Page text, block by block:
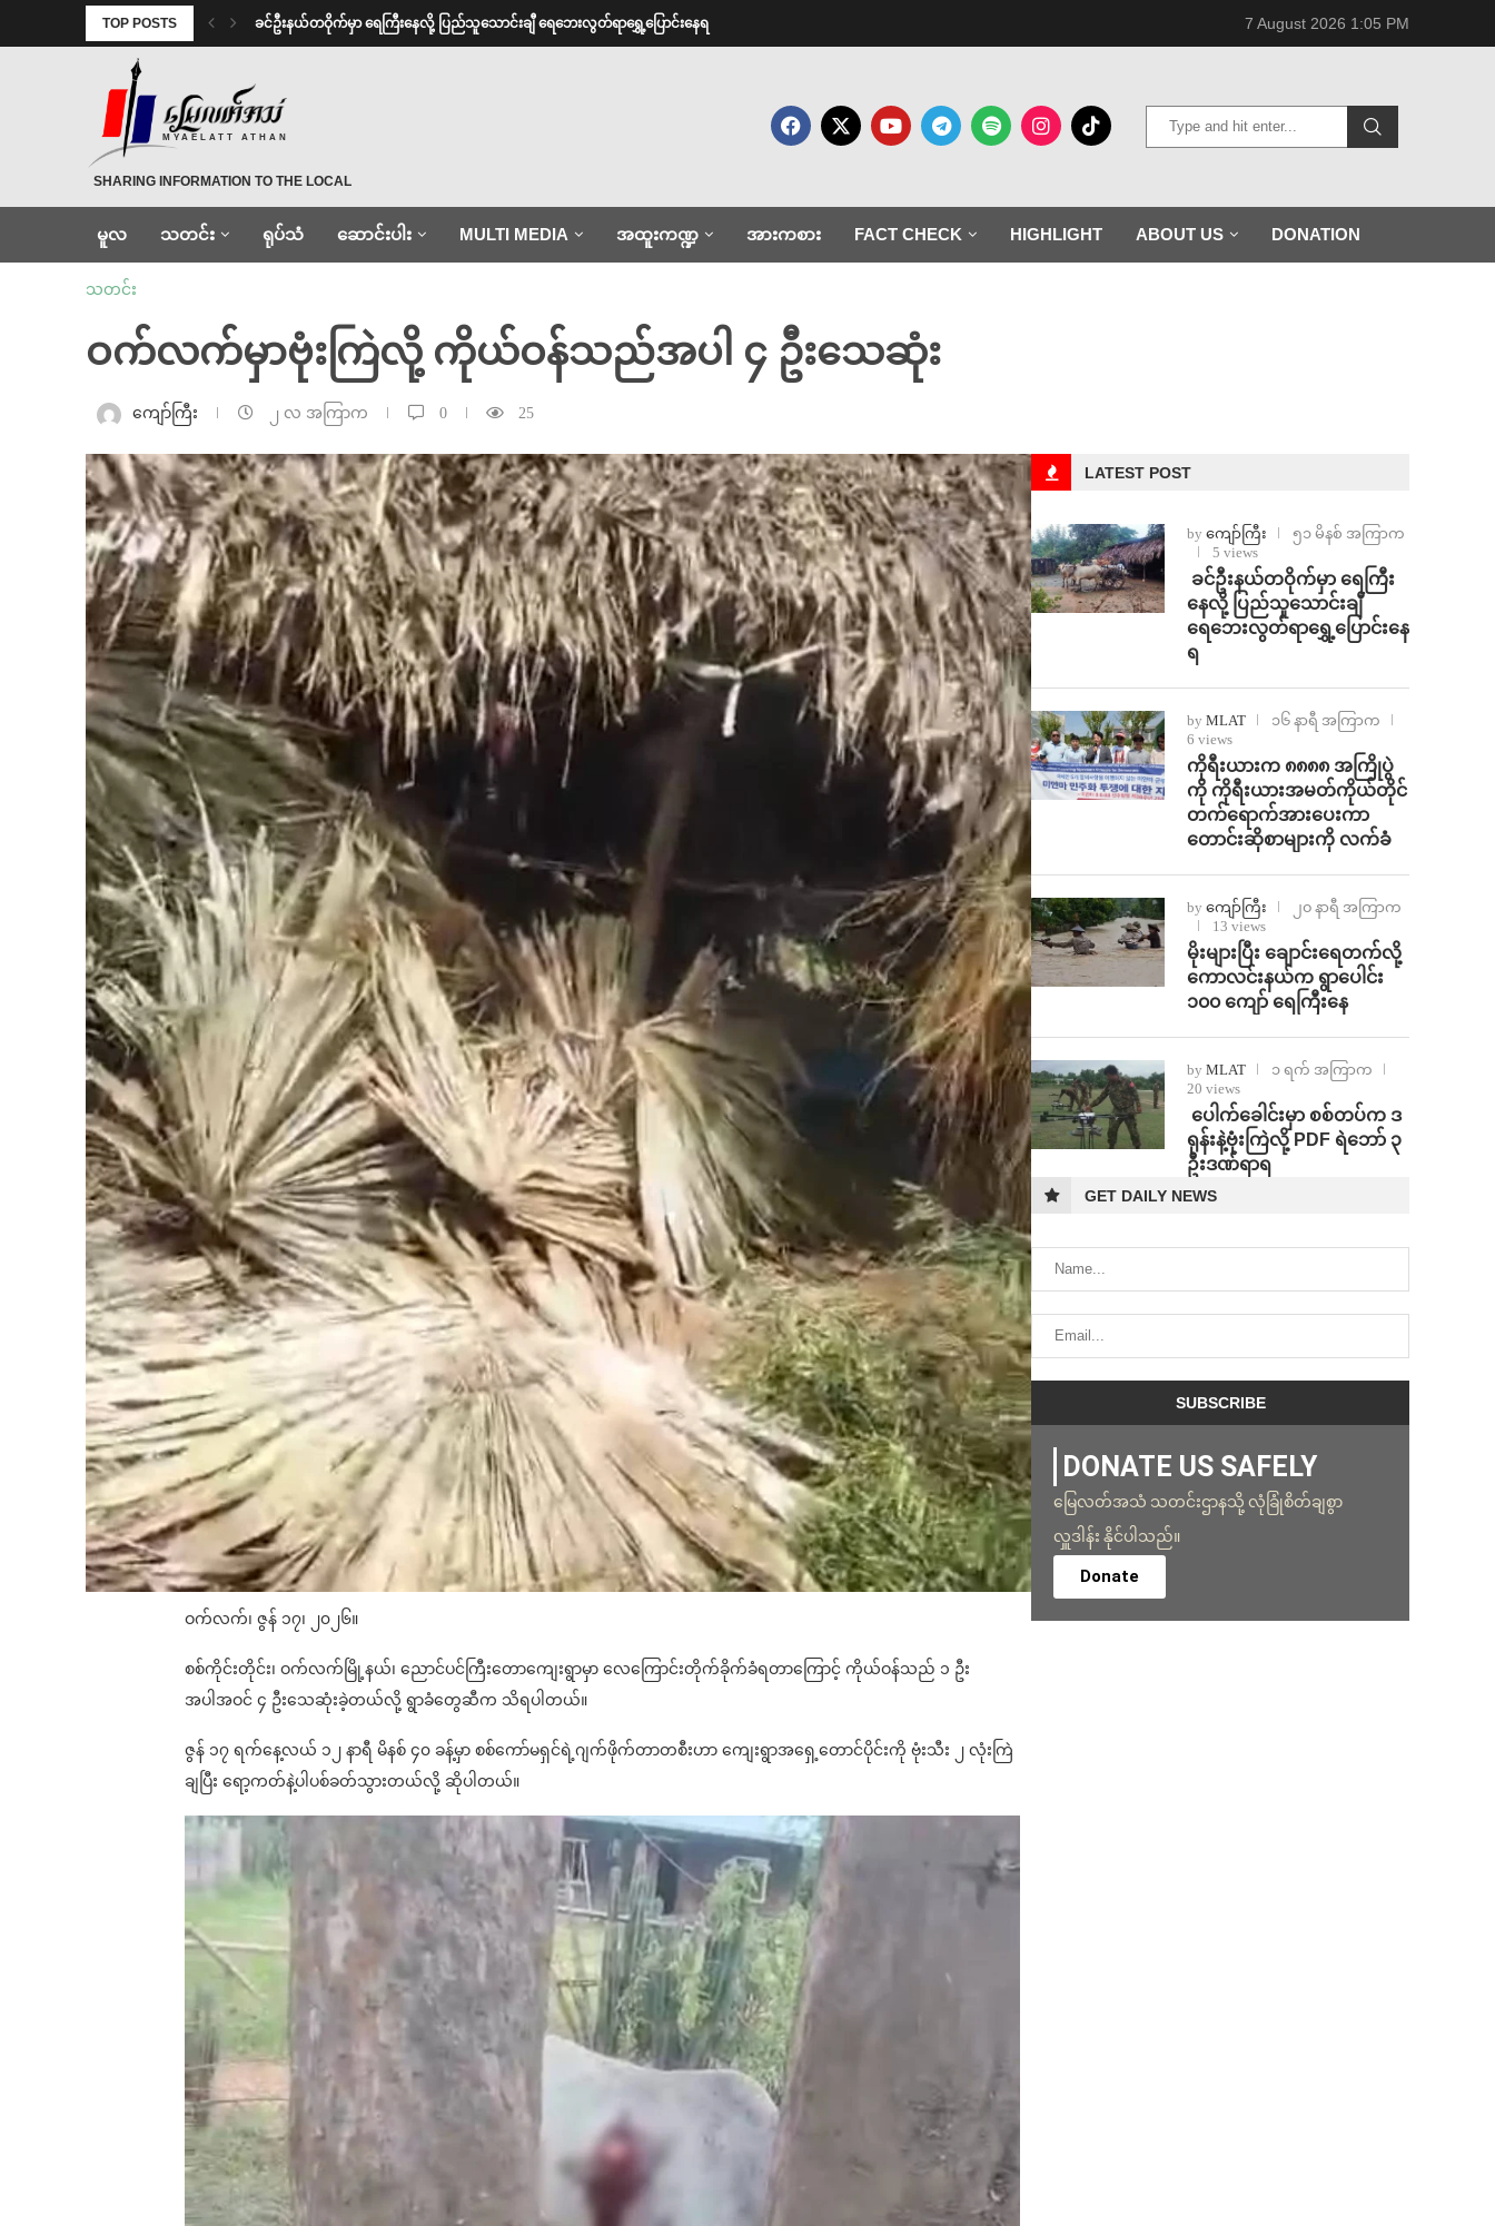
TOP POSTS ⁩ ⁨ခင်ဦးနယ်တဝိုက်မှာ ရေကြီးနေလို့ ပြည်သူသောင်းချီ ရေဘေးလွတ်ရာရွှေ့ပြောင်းနေရ 7 August 2026 1:05 PM
MYAELATT ATHAN
SHARING INFORMATION TO THE LOCAL
မူလ သတင်း ရုပ်သံ ဆောင်းပါး MULTI MEDIA အထူးကဏ္ဍ အားကစား FACT CHECK HIGHLIGHT ABOUT US DONATION
သတင်း
ဝက်လက်မှာဗုံးကြဲလို့ ကိုယ်ဝန်သည်အပါ ၄ ဦးသေဆုံး
ကျော်ကြီး ၂ လ အကြာက 0 25
ဝက်လက်၊ ဇွန် ၁၇၊ ၂၀၂၆။
စစ်ကိုင်းတိုင်း၊ ဝက်လက်မြို့နယ်၊ ညောင်ပင်ကြီးတောကျေးရွာမှာ လေကြောင်းတိုက်ခိုက်ခံရတာကြောင့် ကိုယ်ဝန်သည် ၁ ဦး
အပါအဝင် ၄ ဦးသေဆုံးခဲ့တယ်လို့ ရွာခံတွေဆီက သိရပါတယ်။
ဇွန် ၁၇ ရက်နေ့လယ် ၁၂ နာရီ မိနစ် ၄၀ ခန့်မှာ စစ်ကော်မရှင်ရဲ့ဂျက်ဖိုက်တာတစီးဟာ ကျေးရွာအရှေ့တောင်ပိုင်းကို ဗုံးသီး ၂ လုံးကြဲ
ချပြီး ရော့ကတ်နဲ့ပါပစ်ခတ်သွားတယ်လို့ ဆိုပါတယ်။
LATEST POST
by ကျော်ကြီး
၅၁ မိနစ် အကြာက
5 views
⁩ ⁨ခင်ဦးနယ်တဝိုက်မှာ ရေကြီး
နေလို့ ပြည်သူသောင်းချီ
ရေဘေးလွတ်ရာရွှေ့ပြောင်းနေ
ရ
by MLAT
၁၆ နာရီ အကြာက
6 views
ကိုရီးယားက ၈၈၈၈ အကြိုပွဲ
ကို ကိုရီးယားအမတ်ကိုယ်တိုင်
တက်ရောက်အားပေးကာ
တောင်းဆိုစာများကို လက်ခံ
by ကျော်ကြီး
၂၀ နာရီ အကြာက
13 views
⁨မိုးများပြီး ချောင်းရေတက်လို့
ကောလင်းနယ်က ရွာပေါင်း
၁၀၀ ကျော် ရေကြီးနေ
by MLAT
၁ ရက် အကြာက
20 views
⁩ ⁨ပေါက်ခေါင်းမှာ စစ်တပ်က ဒ
ရုန်းနဲ့ဗုံးကြဲလို့ PDF ရဲဘော် ၃
ဦးဒဏ်ရာရ
GET DAILY NEWS
DONATE US SAFELY
မြေလတ်အသံ သတင်းဌာနသို့ လုံခြုံစိတ်ချစွာ
လှူဒါန်း နိုင်ပါသည်။
Donate